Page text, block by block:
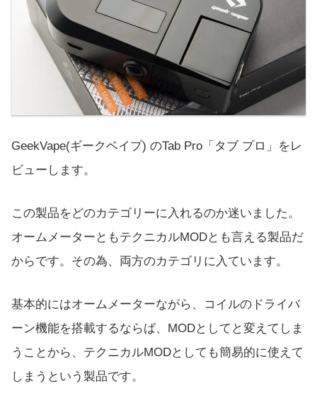
GeekVape(ギークベイプ) のTab Pro「タブ プロ」をレ
ビューします。
この製品をどのカテゴリーに入れるのか迷いました。
オームメーターともテクニカルMODとも言える製品だ
からです。その為、両方のカテゴリに入ています。
基本的にはオームメーターながら、コイルのドライバ
ーン機能を搭載するならば、MODとしてと変えてしま
うことから、テクニカルMODとしても簡易的に使えて
しまうという製品です。